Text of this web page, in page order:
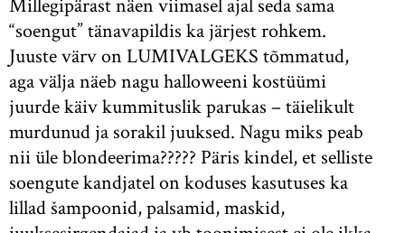
Millegipärast näen viimasel ajal seda sama
“soengut” tänavapildis ka järjest rohkem.
Juuste värv on LUMIVALGEKS tõmmatud,
aga välja näeb nagu halloweeni kostüümi
juurde käiv kummituslik parukas – täielikult
murdunud ja sorakil juuksed. Nagu miks peab
nii üle blondeerima????? Päris kindel, et selliste
soengute kandjatel on koduses kasutuses ka
lillad šampoonid, palsamid, maskid,